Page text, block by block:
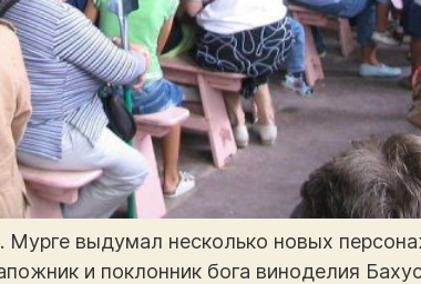
Мурге выдумал несколько новых
и поклонник бога виноделия